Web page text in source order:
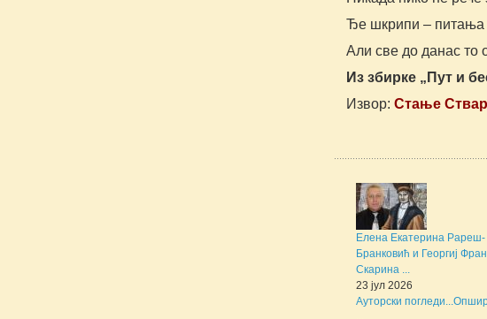
Ђе шкрипи – питања
Али све до данас то
Из збирке „Пут и
Извор:Стање
Елена Екатерина Рареш-
Бранковић и Георгиј
Скарина ...
23 јул 2026
Ауторски погледи...